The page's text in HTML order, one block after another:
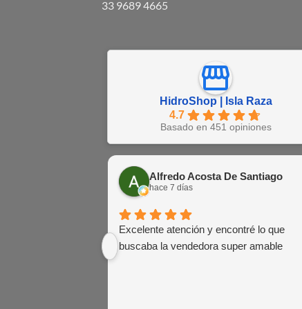
33 9689 4665
HidroShop | Isla Raza
4.7
Basado en 451 opiniones
Alfredo Acosta De Santiago
hace 7 días
Excelente atención y encontré lo que
buscaba la vendedora super amable